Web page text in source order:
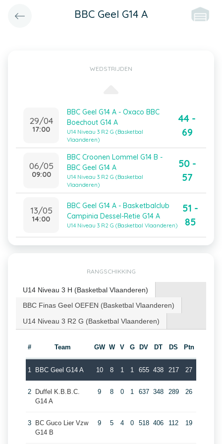
BBC Geel G14 A
WEDSTRIJDEN
29/04
17:00
BBC Geel G14 A - Oxaco BBC
Boechout G14 A
U14 Niveau 3 R2 G (Basketbal
Vlaanderen)
44 -
69
06/05
09:00
BBC Croonen Lommel G14 B -
BBC Geel G14 A
U14 Niveau 3 R2 G (Basketbal
Vlaanderen)
50 -
57
13/05
14:00
BBC Geel G14 A - Basketbalclub
Campinia Dessel-Retie G14 A
U14 Niveau 3 R2 G (Basketbal Vlaanderen)
51 -
85
RANGSCHIKKING
U14 Niveau 3 H (Basketbal Vlaanderen)
BBC Finas Geel OEFEN (Basketbal Vlaanderen)
U14 Niveau 3 R2 G (Basketbal Vlaanderen)
# Team GW W V G DV DT DS Ptn
1 BBC Geel G14 A 10 8 1 1 655 438 217 27
2
Duffel K.B.B.C.
G14 A
9 8 0 1 637 348 289 26
3
BC Guco Lier Vzw
G14 B
9 5 4 0 518 406 112 19